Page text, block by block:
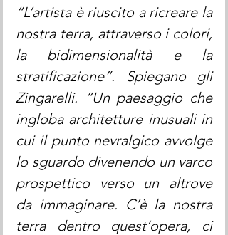
“L’artista è riuscito a ricreare la
nostra terra, attraverso i colori,
la bidimensionalità e la
stratificazione”. Spiegano gli
Zingarelli. “Un paesaggio che
ingloba architetture inusuali in
cui il punto nevralgico avvolge
lo sguardo divenendo un varco
prospettico verso un altrove
da immaginare. C’è la nostra
terra dentro quest’opera, ci